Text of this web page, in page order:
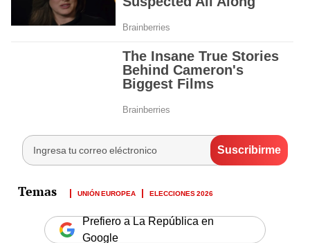
UNIÓN EUROPEA ELECCIONES 2026
Prefiero a La República en
Google